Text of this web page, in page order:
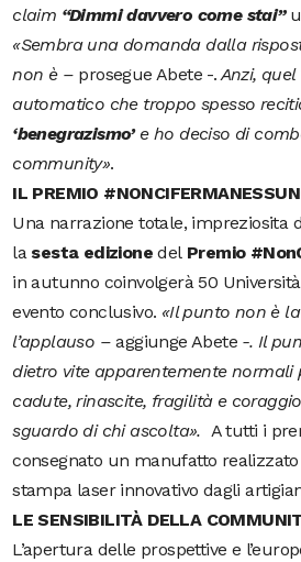
claim “Dimmi davvero come stai”
«Sembra una domanda dalla
non è – prosegue Abete -.Anzi, quel
automatico che troppo spesso
‘benegrazismo’e ho deciso di
community».
IL PREMIO
Una narrazione totale, impreziosita
la sesta edizione delPremio
in autunno coinvolgerà 50
evento conclusivo. «Il punto non è
l’applauso –aggiunge Abete -. Il
dietro vite apparentemente normali
cadute, rinascite, fragilità e
sguardo di chi ascolta». A tutti i
consegnato un manufatto
stampa laser innovativo dagli
LE SENSIBILITÀ DELLA
L’apertura delle prospettive e